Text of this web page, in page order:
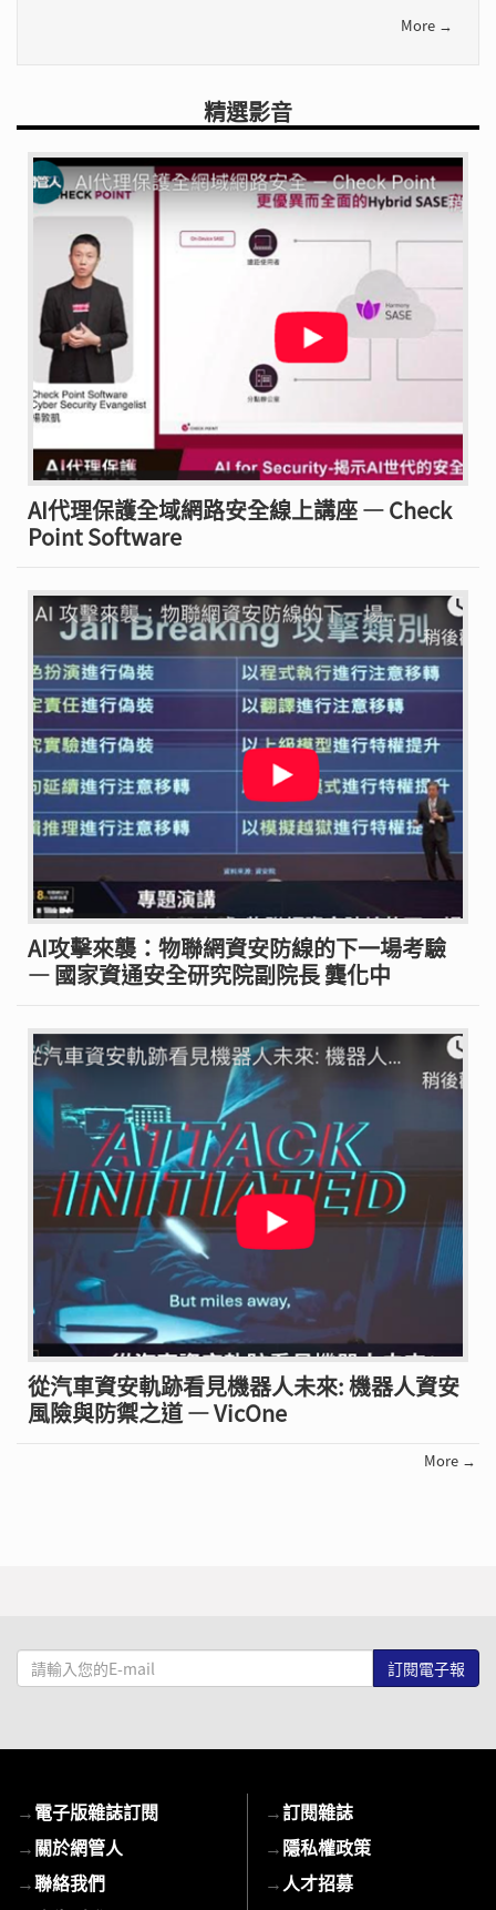
More →
精選影音
AI代理保護全域網路安全線上講座 — Check
Point Software
AI攻擊來襲：物聯網資安防線的下一場考驗
— 國家資通安全研究院副院長 龔化中
從汽車資安軌跡看見機器人未來: 機器人資安
風險與防禦之道 — VicOne
More →
請
輸
mail
→電子版雜誌訂閱
→關於網管人
→聯絡我們
→訂閱雜誌
→隱私權政策
→ 人才招募